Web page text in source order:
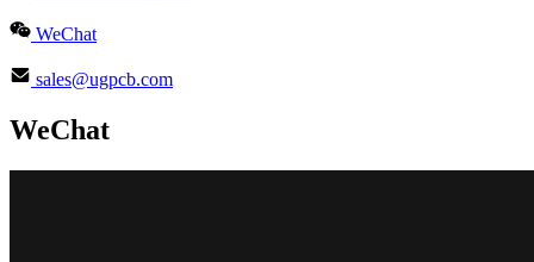
WeChat
sales@ugpcb.com
WeChat